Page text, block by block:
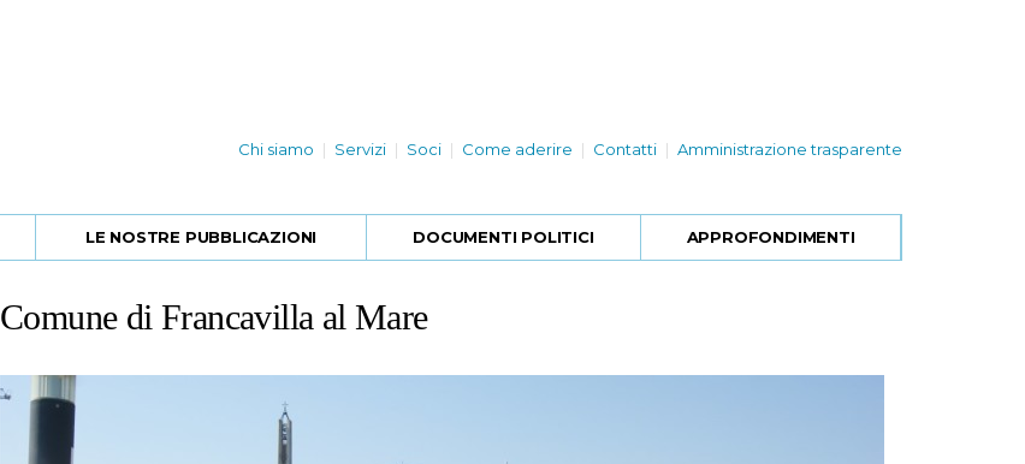
Chi siamo Servizi Soci Come aderire Contatti Amministrazione trasparente
LE NOSTRE PUBBLICAZIONI DOCUMENTI POLITICI APPROFONDIMENTI
Comune di Francavilla al Mare